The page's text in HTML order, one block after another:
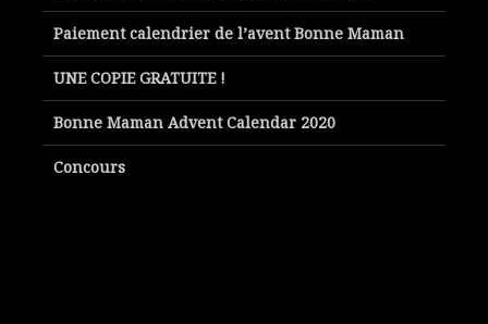
Paiement calendrier de l’avent Bonne Maman
UNE COPIE GRATUITE !
Bonne Maman Advent Calendar 2020
Concours